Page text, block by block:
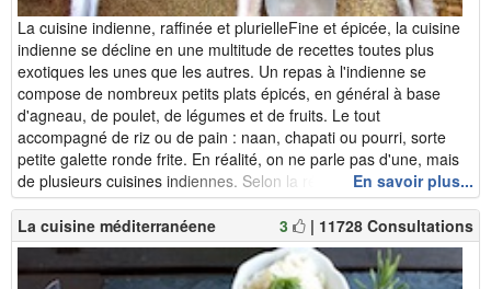
La cuisine indienne, raffinée et plurielleFine et épicée, la cuisine
indienne se décline en une multitude de recettes toutes plus
exotiques les unes que les autres. Un repas à l'indienne se
compose de nombreux petits plats épicés, en général à base
d'agneau, de poulet, de légumes et de fruits. Le tout
accompagné de riz ou de pain : naan, chapati ou pourri, sorte
petite galette ronde frite. En réalité, on ne parle pas d'une, mais
de plusieurs cuisines indiennes. Selon la région, ...En savoir plus...
La cuisine méditerranéene 3 | 11728 Consultations